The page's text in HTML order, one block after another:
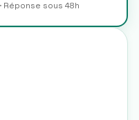
Réponse sous 48h